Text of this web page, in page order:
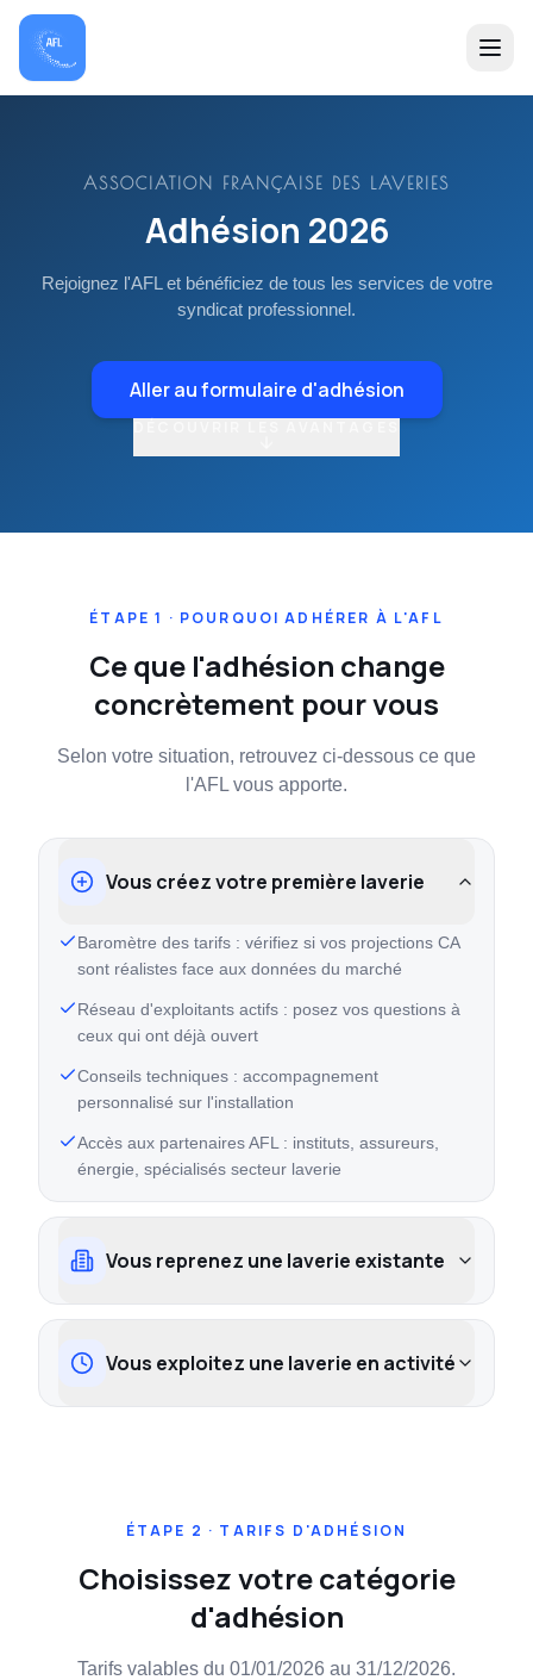
ASSOCIATION FRANÇAISE DES LAVERIES
Adhésion 2026
Rejoignez l'AFL et bénéficiez de tous les services de votre
syndicat professionnel.
Aller au formulaire d'adhésion
ÉTAPE 1 · POURQUOI ADHÉRER À L'AFL
Ce que l'adhésion change
concrètement pour vous
Selon votre situation, retrouvez ci-dessous ce que
l'AFL vous apporte.
Vous créez votre première laverie
Baromètre des tarifs : vérifiez si vos projections CA
sont réalistes face aux données du marché
Réseau d'exploitants actifs : posez vos questions à
ceux qui ont déjà ouvert
Conseils techniques : accompagnement
personnalisé sur l'installation
Accès aux partenaires AFL : instituts, assureurs,
énergie, spécialisés secteur laverie
Vous reprenez une laverie existante
Vous exploitez une laverie en activité
ÉTAPE 2 · TARIFS D'ADHÉSION
Choisissez votre catégorie
d'adhésion
Tarifs valables du 01/01/2026 au 31/12/2026.